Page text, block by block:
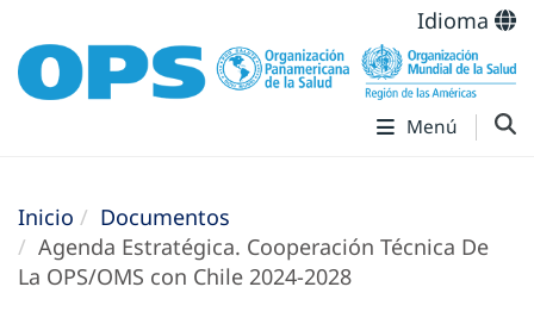
Idioma
Menú
Inicio
Documentos
Agenda Estratégica. Cooperación Técnica De
La OPS/OMS con Chile 2024-2028